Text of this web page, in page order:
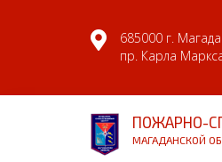
685000 г.
пр. Карла
ПОЖАРНО-
МАГАДАНСКОЙ